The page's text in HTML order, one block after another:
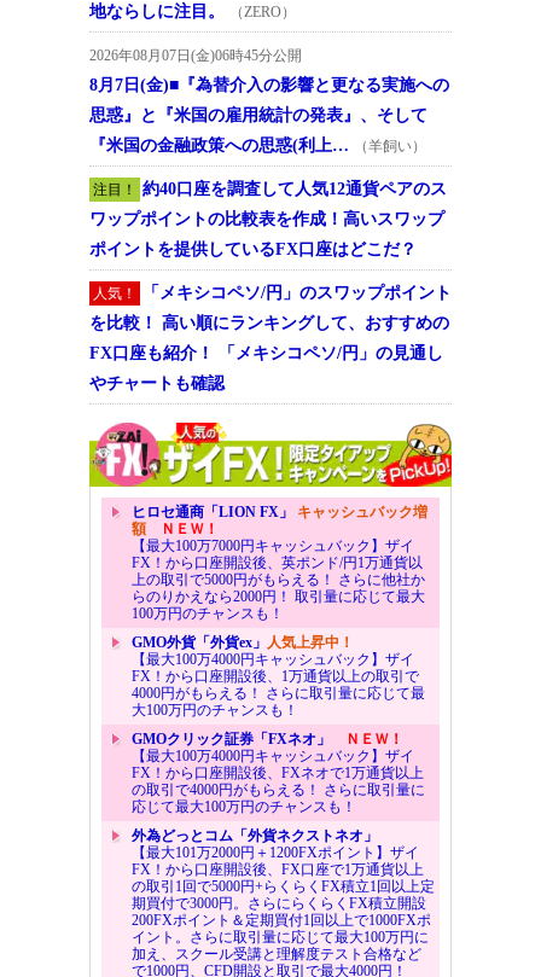
地ならしに注目。
（ZERO）
2026年08月07日(金)06時45分公開
8月7日(金)■『為替介入の影響と更なる実施への
思惑』と『米国の雇用統計の発表』、そして
『米国の金融政策への思惑(利上…
（羊飼い）
注目！
約40口座を調査して人気12通貨ペアのス
ワップポイントの比較表を作成！高いスワップ
ポイントを提供しているFX口座はどこだ？
人気！
「メキシコペソ/円」のスワップポイント
を比較！ 高い順にランキングして、おすすめの
FX口座も紹介！ 「メキシコペソ/円」の見通し
やチャートも確認
ヒロセ通商「LION FX」 キャッシュバック増
額ＮＥＷ！
【最大100万7000円キャッシュバック】ザイ
FX！から口座開設後、英ポンド/円1万通貨以
上の取引で5000円がもらえる！ さらに他社か
らのりかえなら2000円！ 取引量に応じて最大
100万円のチャンスも！
GMO外貨「外貨ex」 人気上昇中！
【最大100万4000円キャッシュバック】ザイ
FX！から口座開設後、1万通貨以上の取引で
4000円がもらえる！ さらに取引量に応じて最
大100万円のチャンスも！
GMOクリック証券「FXネオ」
ＮＥＷ！
【最大100万4000円キャッシュバック】ザイ
FX！から口座開設後、FXネオで1万通貨以上
の取引で4000円がもらえる！ さらに取引量に
応じて最大100万円のチャンスも！
外為どっとコム「外貨ネクストネオ」
【最大101万2000円＋1200FXポイント】ザイ
FX！から口座開設後、FX口座で1万通貨以上
の取引1回で5000円+らくらくFX積立1回以上定
期買付で3000円。さらにらくらくFX積立開設
200FXポイント＆定期買付1回以上で1000FXポ
イント。さらに取引量に応じて最大100万円に
加え、スクール受講と理解度テスト合格など
で1000円、CFD開設と取引で最大4000円！